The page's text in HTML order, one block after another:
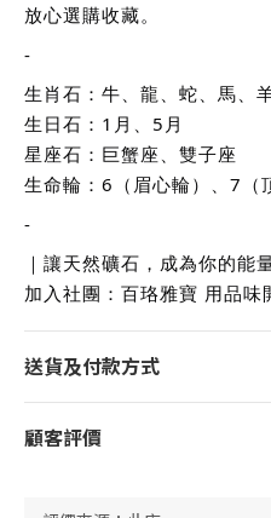
放心選購收藏。
-
生肖石：牛、龍、蛇、馬、
生日石：1月、5月
星座石：巨蟹座、雙子座
生命輪：6（眉心輪）、7（
-
｜讓天然礦石，成為你的能
加入社團：百珞雅寶 用品味
送貨及付款方式
顧客評價